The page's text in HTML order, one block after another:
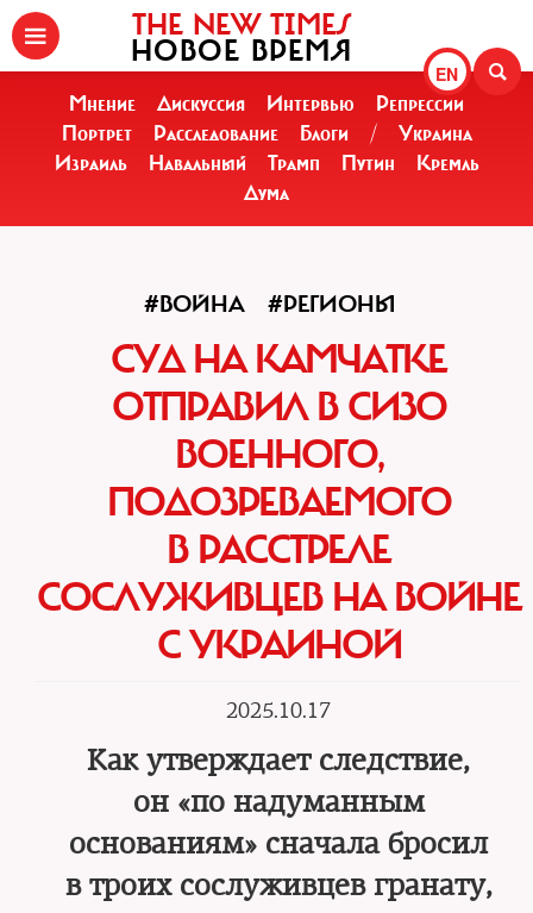
EN
THE NEW TIMES
НОВОЕ ВРЕМЯ
Мнение Дискуссия Интервью
Репрессии
Портрет
Расследование Блоги /
Украина
Израиль
Навальный Трамп Путин
Кремль
Дума
#ВОЙНА #РЕГИОНЫ
СУД НА КАМЧАТКЕ
ОТПРАВИЛ В СИЗО
ВОЕННОГО,
ПОДОЗРЕВАЕМОГО
В РАССТРЕЛЕ
СОСЛУЖИВЦЕВ НА ВОЙНЕ
С УКРАИНОЙ
2025.10.17
Как утверждает следствие,
он «по надуманным
основаниям» сначала бросил
в троих сослуживцев гранату,